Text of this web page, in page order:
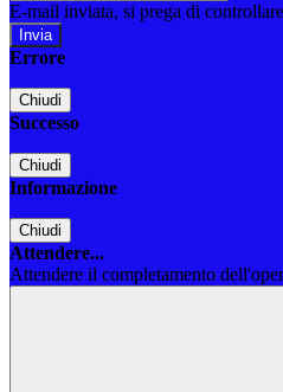
E-mail inviata, si prega di
Errore
Chiudi
Successo
Chiudi
Informazione
Chiudi
Attendere...
Attendere il completamento